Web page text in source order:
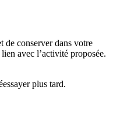
de conserver dans votre
avec l’activité proposée.
plus tard.